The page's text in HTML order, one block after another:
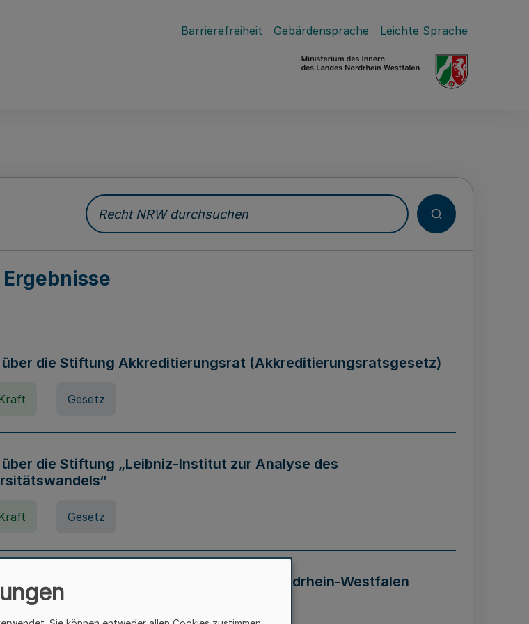
Barrierefreiheit Gebärdensprache Leichte Sprache
Recht NRW durchsuchen
Ergebnisse
über die Stiftung Akkreditierungsrat (Akkreditierungsratsgesetz)
Gesetz
die Stiftung „Leibniz-Institut zur Analyse des
Gesetz
über die Kunsthochschulen des Landes Nordrhein-Westfalen
- KunstHG)